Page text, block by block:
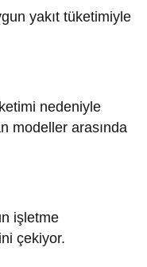
yakıt tüketimiyle
nedeniyle
modeller arasında
işletme
çekiyor.